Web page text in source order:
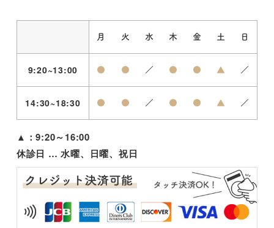
月 火 水 木 金 土 日
9:20~13:00 ● ● ／ ● ● ▲ ／
14:30~18:30 ● ● ／ ● ● ▲ ／
▲：9:20～16:00
休診日 … 水曜、日曜、祝日